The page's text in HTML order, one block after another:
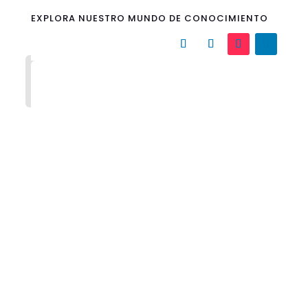
EXPLORA NUESTRO MUNDO DE CONOCIMIENTO